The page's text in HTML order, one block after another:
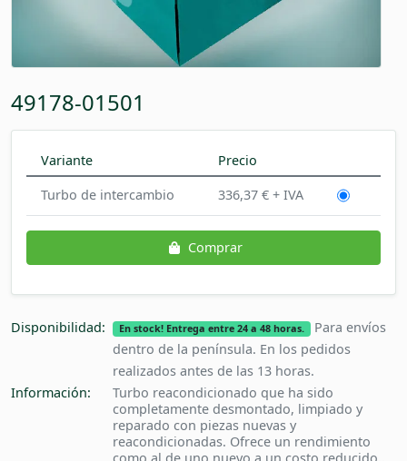
49178-01501
Variante
Precio
Turbo de intercambio
336,37 € + IVA
Comprar
Disponibilidad: En stock! Entrega entre 24 a 48 horas.
Para envíos
dentro de la península. En los pedidos
realizados antes de las 13 horas.
Información:
Turbo reacondicionado que ha sido
completamente desmontado, limpiado y
reparado con piezas nuevas y
reacondicionadas. Ofrece un rendimiento